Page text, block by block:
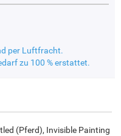
per Luftfracht.
zu 100 % erstattet.
(Pferd), Invisible Painting